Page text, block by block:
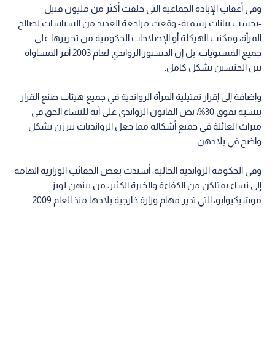
وفي أعقاب الإبادة الجماعية التي خلفت أكثر من مليون قتيل
-بحسب بيانات رسمية- وقعت مراجعة العديد من السياسات لصالح
المرأة، ومكنت الهيكلة أو الإصلاحات الحكومية من تحريرها على
جميع المستويات، بل إن الدستور الرواندي لعام 2003 أقر المساواة
بين الجنسين بشكل كامل.
وإضافة إلى إقرار تمثيلية المرأة الرواندية في جميع هيئات صنع القرار
بنسبة تفوق 30%، نص القانون الرواندي على أنه للنساء الحق في
ميراث العائلة في جميع أشكاله مما جعل الروانديات يبرزن بشكل
واضح في بلادهن.
وفي الحكومة الرواندية الحالية، أسندت بعض الحقائب الوزارية الهامة
إلى نساء يمتلكن من الكفاءة والخبرة الكثير، من بينهن لويز
موشيكيوابو، التي تدير مهام وزارة خارجية بلادها منذ العام 2009.